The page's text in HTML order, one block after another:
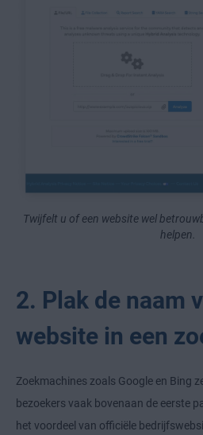
Twijfelt u of een website wel
helpen.
2. Plak de naam
website in een
Zoekmachines zoals Google en Bing
bezoekers vaak bovenaan de eerste
het voordeel van officiële